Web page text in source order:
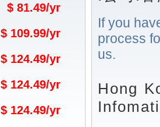
$ 81.49/yr
$ 109.99/yr
$ 124.49/yr
$ 124.49/yr
$ 124.49/yr
If you
process
us.
Hong